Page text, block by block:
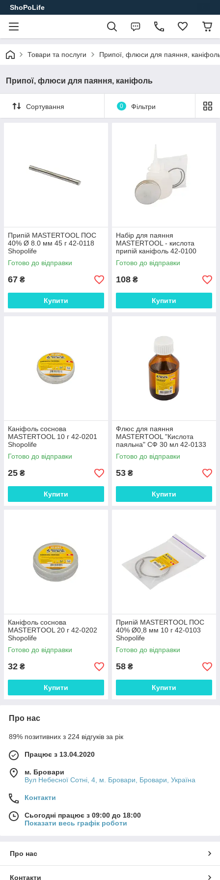
ShoPoLife
Товари та послуги Припої, флюси для паяння,
Припої, флюси для паяння, каніфоль
Сортування 0 Фільтри
Припій MASTERTOOL ПОС
40% Ø 8.0 мм 45 г 42-0118
Shopolife
Готово до відправки
67 ₴
Купити
Набір для паяння
MASTERTOOL - кислота
припій каніфоль 42-0100
Shopolife
Готово до відправки
108 ₴
Купити
Каніфоль соснова
MASTERTOOL 10 г 42-0201
Shopolife
Готово до відправки
25 ₴
Купити
Флюс для паяння
MASTERTOOL "Кислота
паяльна" СФ 30 мл 42-0133
Shopolife
Готово до відправки
53 ₴
Купити
Каніфоль соснова
MASTERTOOL 20 г 42-0202
Shopolife
Готово до відправки
32 ₴
Купити
Припій MASTERTOOL ПОС
40% Ø0,8 мм 10 г 42-0103
Shopolife
Готово до відправки
58 ₴
Купити
Про нас
89% позитивних з 224 відгуків за рік
Працює з 13.04.2020
м. Бровари
Вул Небесної Сотні, 4, м. Бровари, Бровари, Україна
Контакти
Сьогодні працює з 09:00 до 18:00
Показати весь графік роботи
Про нас
Контакти